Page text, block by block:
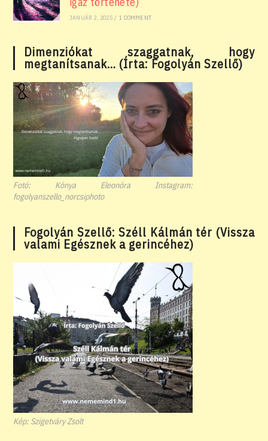
JANUÁR 2, 2025 / 1 COMMENT
Dimenziókat szaggatnak, hogy
megtanítsanak… (Írta: Fogolyán Szellő)
Fotó: Kónya Eleonóra Instagram:
fogolyanszello_norcsiphoto
Fogolyán Szellő: Széll Kálmán tér (Vissza
valami Egésznek a gerincéhez)
Kép: Szigetváry Zsolt